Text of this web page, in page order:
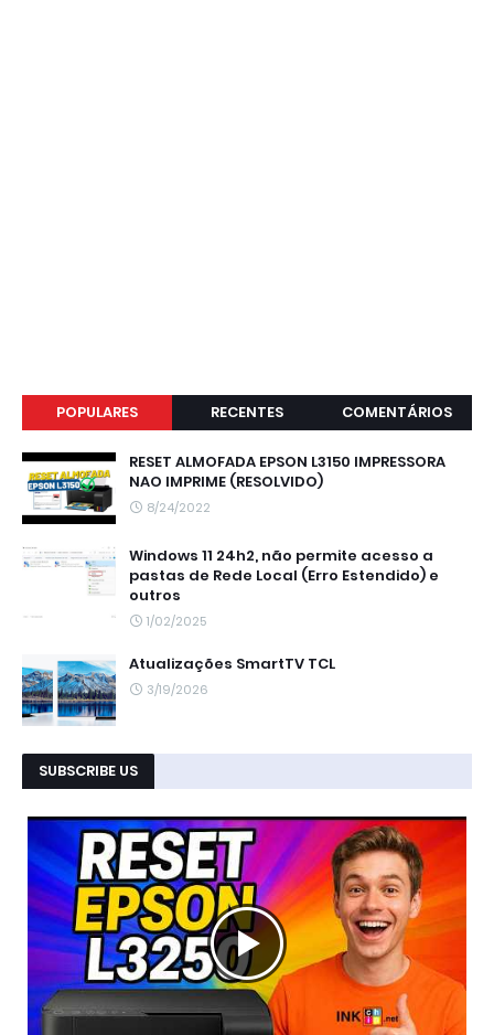
POPULARES RECENTES COMENTÁRIOS
RESET ALMOFADA EPSON L3150 IMPRESSORA
NAO IMPRIME (RESOLVIDO)
8/24/2022
Windows 11 24h2, não permite acesso a
pastas de Rede Local (Erro Estendido) e
outros
1/02/2025
Atualizações SmartTV TCL
3/19/2026
SUBSCRIBE US